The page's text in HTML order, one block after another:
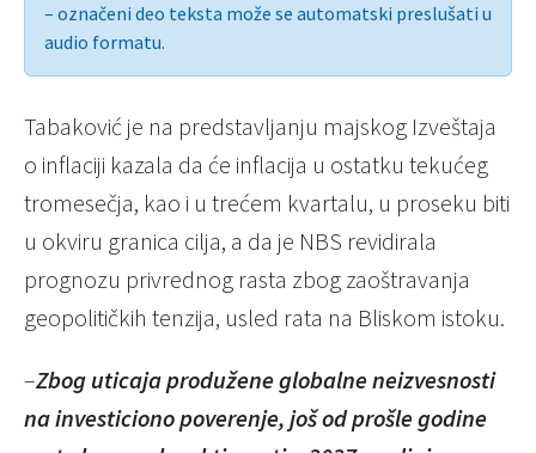
– označeni deo teksta može se automatski preslušati u
audio formatu.
Tabaković je na predstavljanju majskog Izveštaja
o inflaciji kazala da će inflacija u ostatku tekućeg
tromesečja, kao i u trećem kvartalu, u proseku biti
u okviru granica cilja, a da je NBS revidirala
prognozu privrednog rasta zbog zaoštravanja
geopolitičkih tenzija, usled rata na Bliskom istoku.
–Zbog uticaja produžene globalne neizvesnosti
na investiciono poverenje, još od prošle godine